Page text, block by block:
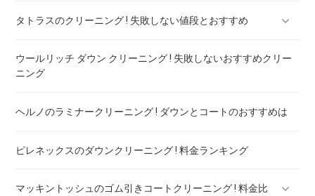
水沢ダウンのリペア ! 料金ランキング
タトラスのクリーニング ! 失敗しない値段とおすすめ
タトラスのダウンのリペア ! 料金ランキング
ウールリッチ ダウン クリーニング ! 失敗しないおすすめクリー
ニング
ヘルノのラミナークリーニング ! ダウンとコートのおすすめは
ピレネックスのダウンクリーニング ! 料金ランキング
マッキントッシュのゴム引きコートクリーニング ! 料金比